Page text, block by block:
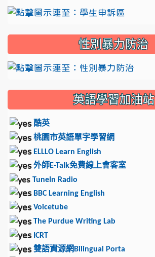
性別暴力防治
英語學習加油站
酷英
桃園市英語單字學習網
ELLLO Learn English
外師E-Talk免費線上會客室
TuneIn Radio
BBC Learning English
Voicetube
The Purdue Writing Lab
ICRT
雙語資源網 Bilingual Porta